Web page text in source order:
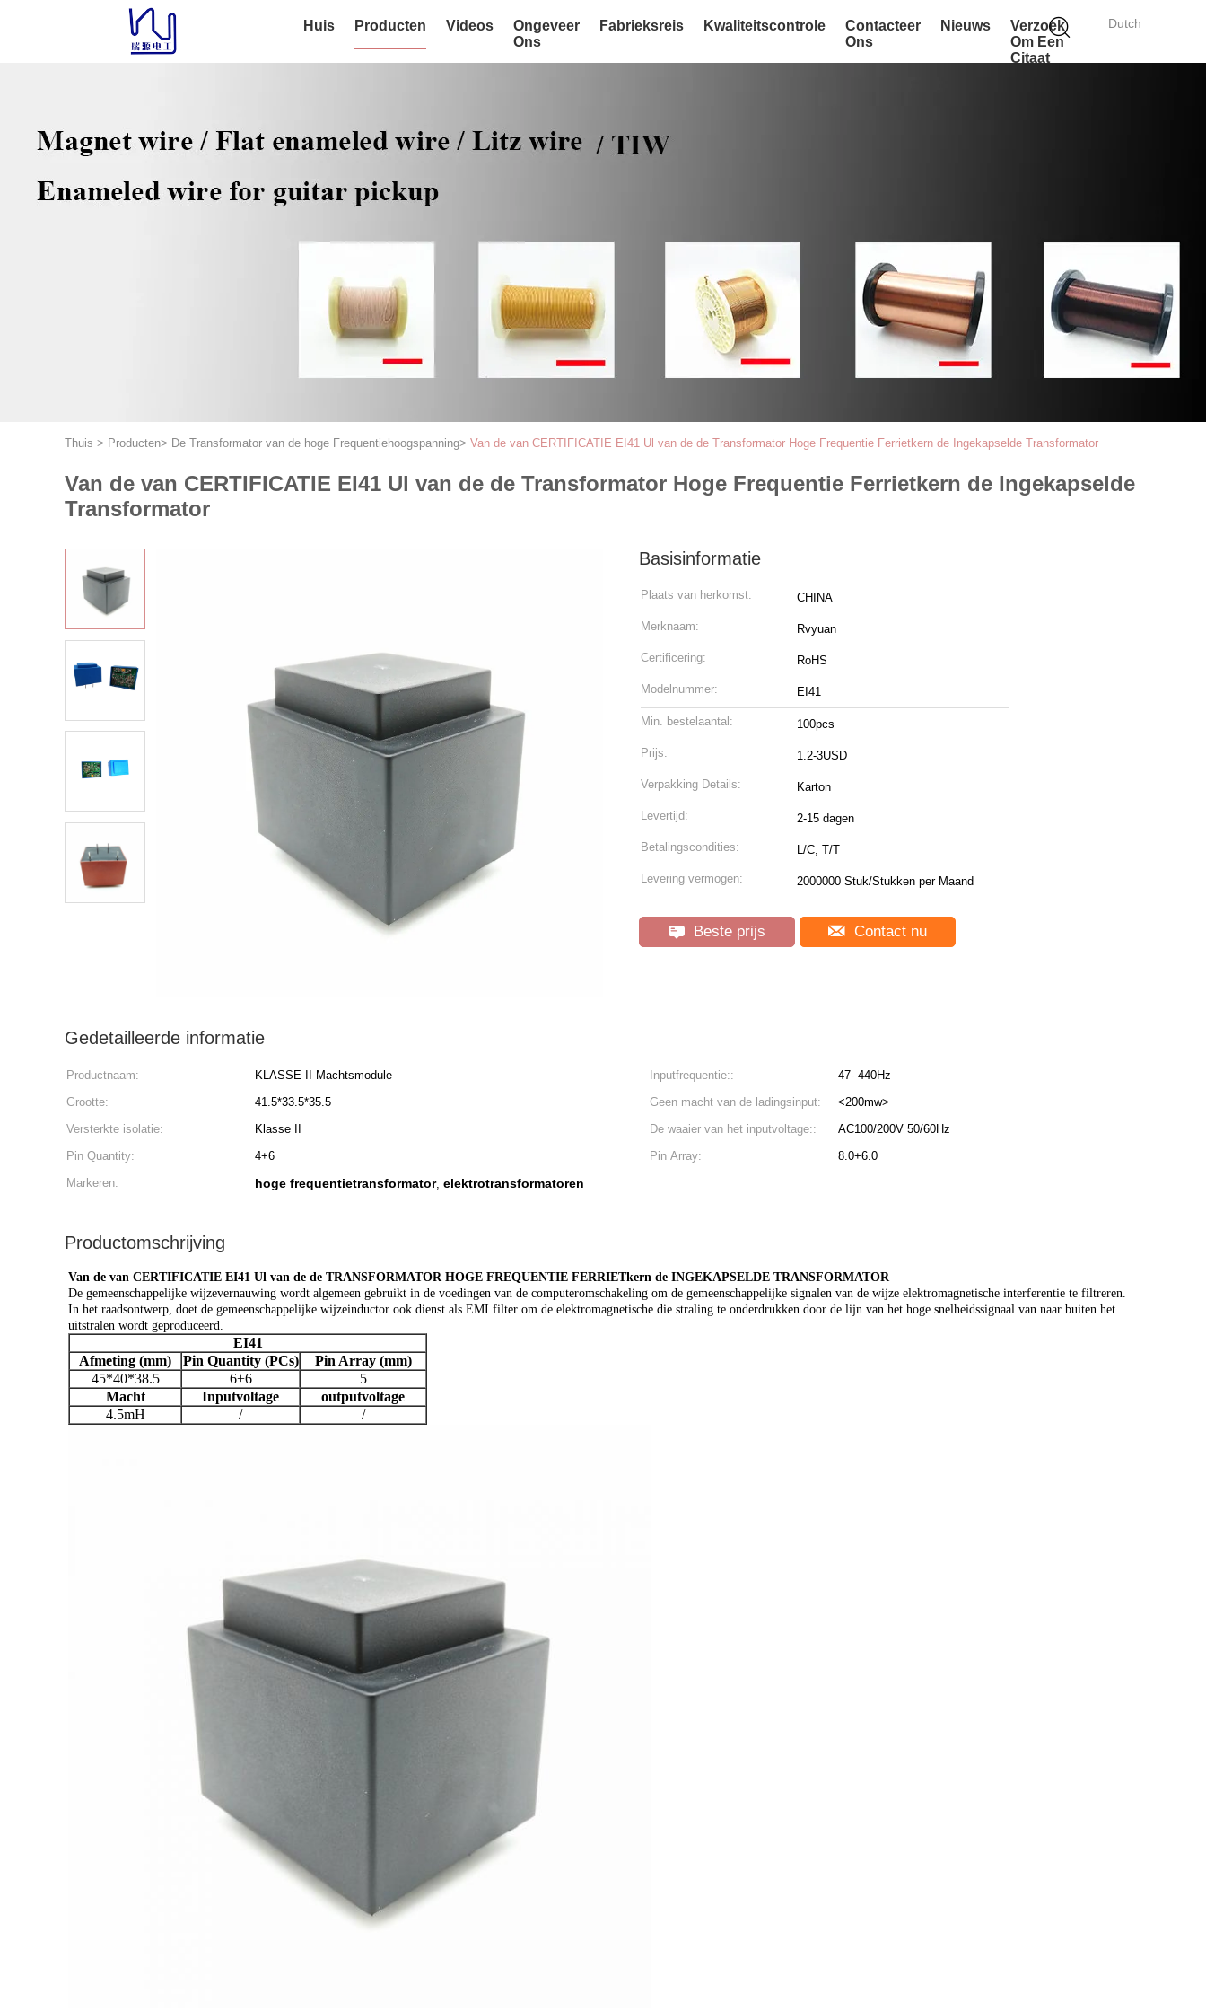
Dutch
Huis Producten Videos
Ongeveer
Ons
Fabrieksreis Kwaliteitscontrole
Contacteer
Ons
Nieuws
Verzoek
Om Een
Citaat
Thuis > Producten> De Transformator van de hoge Frequentiehoogspanning> Van de van CERTIFICATIE EI41 Ul van de de Transformator Hoge Frequentie Ferrietkern de Ingekapselde Transformator
Van de van CERTIFICATIE EI41 Ul van de de Transformator Hoge Frequentie Ferrietkern de Ingekapselde
Transformator
Basisinformatie
Plaats van herkomst: CHINA
Merknaam: Rvyuan
Certificering: RoHS
Modelnummer: EI41
Min. bestelaantal: 100pcs
Prijs: 1.2-3USD
Verpakking Details: Karton
Levertijd: 2-15 dagen
Betalingscondities: L/C, T/T
Levering vermogen: 2000000 Stuk/Stukken per Maand
Beste prijs Contact nu
Gedetailleerde informatie
Productnaam: KLASSE II Machtsmodule Inputfrequentie::
47- 440Hz
Grootte:
41.5*33.5*35.5 Geen macht van de ladingsinput:
<200mw>
Versterkte isolatie:
Klasse II De waaier van het inputvoltage::
AC100/200V 50/60Hz
Pin Quantity:
4+6 Pin Array:
8.0+6.0
Markeren:
hoge frequentietransformator, elektrotransformatoren
Productomschrijving
Van de van CERTIFICATIE EI41 Ul van de de TRANSFORMATOR HOGE FREQUENTIE FERRIETkern de INGEKAPSELDE TRANSFORMATOR
De gemeenschappelijke wijzevernauwing wordt algemeen gebruikt in de voedingen van de computeromschakeling om de gemeenschappelijke signalen van de wijze elektromagnetische interferentie te filtreren.
In het raadsontwerp, doet de gemeenschappelijke wijzeinductor ook dienst als EMI filter om de elektromagnetische die straling te onderdrukken door de lijn van het hoge snelheidssignaal van naar buiten het
uitstralen wordt geproduceerd.
EI41
Afmeting (mm)
Pin Quantity (PCs)
Pin Array (mm)
45*40*38.5
6+6
5
Macht
Inputvoltage
outputvoltage
4.5mH
/ /